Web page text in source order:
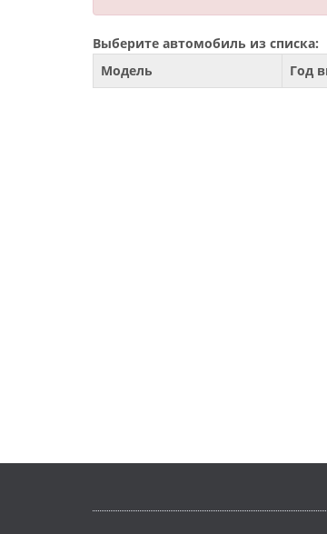
Выберите автомобиль из списка:
Модель
Год